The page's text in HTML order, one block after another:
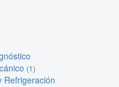
(1)
Refrigeración